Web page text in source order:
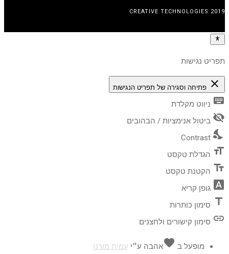
CREATIVE TECHNOLOGIES 2019
תפריט נגישות
close פתיחה וסגירה של תפריט הנגישות
keyboard ניווט מקלדת
visibility_off ביטול אנימציות / הבהובים
nights_stay
Contrast
format_size הגדלת טקסט
text_fields הקטנת טקסט
font_download גופן קריא
title סימון כותרות
link סימון קישורים ולחצנים
מופעל ב favoriteאהבה ע״י עמית מורנו